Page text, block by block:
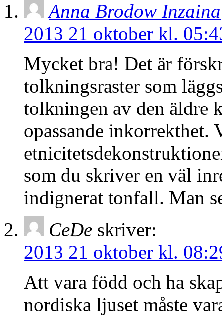
Anna Brodow Inzaina
2013 21 oktober kl.
Mycket bra! Det är
tolkningsraster som
tolkningen av den äldre
opassande inkorrekthet.
som du skriver en väl
indignerat tonfall. Man
CeDe skriver:
2013 21 oktober kl.
Att vara född och ha
nordiska ljuset måste